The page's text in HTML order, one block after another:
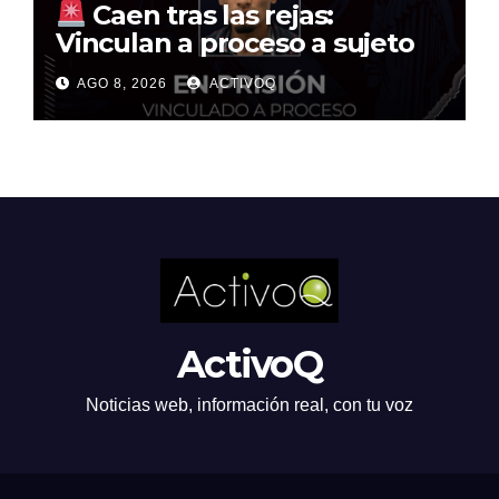
Caen tras las rejas:
Vinculan a proceso a sujeto
por multimillonario atraco en
Santa Rosa Jáuregui
AGO 8, 2026 ACTIVOQ
ActivoQ
Noticias web, información real, con tu voz